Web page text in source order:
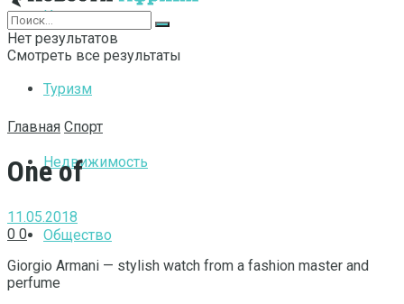
Интернет
Туризм
Недвижимость
Общество
Нет результатов
Смотреть все результаты
Главная Спорт
One of
11.05.2018
0 0
Giorgio Armani — stylish watch from a fashion master and
perfume